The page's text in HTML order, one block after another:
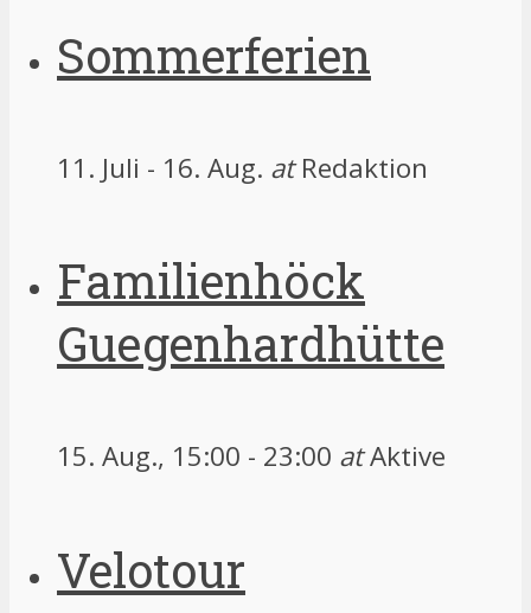
Sommerferien
11. Juli - 16. Aug. atRedaktion
Familienhöck
Guegenhardhütte
15. Aug., 15:00 - 23:00 atAktive
Velotour